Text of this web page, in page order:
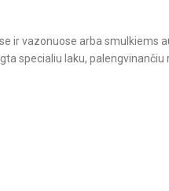
vazonuose arba smulkiems
specialiu laku,